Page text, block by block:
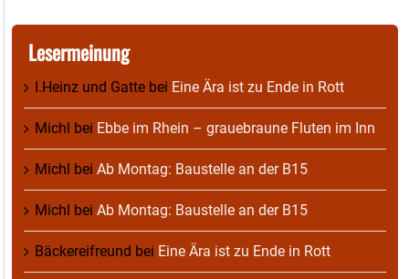
Lesermeinung
I.Heinz und Gatte bei Eine Ära ist zu Ende in Rott
Michl bei Ebbe im Rhein – grauebraune Fluten im Inn
Michl bei Ab Montag: Baustelle an der B15
Michl bei Ab Montag: Baustelle an der B15
Bäckereifreund bei Eine Ära ist zu Ende in Rott